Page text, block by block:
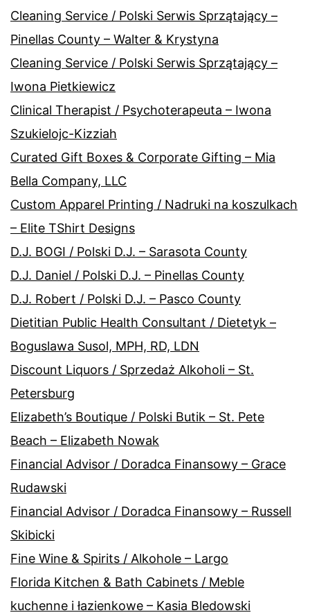
Cleaning Service / Polski Serwis Sprzątający –
Pinellas County – Walter & Krystyna
Cleaning Service / Polski Serwis Sprzątający –
Iwona Pietkiewicz
Clinical Therapist / Psychoterapeuta – Iwona
Szukielojc-Kizziah
Curated Gift Boxes & Corporate Gifting – Mia
Bella Company, LLC
Custom Apparel Printing / Nadruki na koszulkach
– Elite TShirt Designs
D.J. BOGI / Polski D.J. – Sarasota County
D.J. Daniel / Polski D.J. – Pinellas County
D.J. Robert / Polski D.J. – Pasco County
Dietitian Public Health Consultant / Dietetyk –
Boguslawa Susol, MPH, RD, LDN
Discount Liquors / Sprzedaż Alkoholi – St.
Petersburg
Elizabeth’s Boutique / Polski Butik – St. Pete
Beach – Elizabeth Nowak
Financial Advisor / Doradca Finansowy – Grace
Rudawski
Financial Advisor / Doradca Finansowy – Russell
Skibicki
Fine Wine & Spirits / Alkohole – Largo
Florida Kitchen & Bath Cabinets / Meble
kuchenne i łazienkowe – Kasia Bledowski